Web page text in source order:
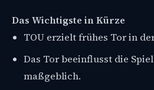
Das Wichtigste in Kürze
TOU erzielt frühes Tor in
Das Tor beeinflusst die
maßgeblich.